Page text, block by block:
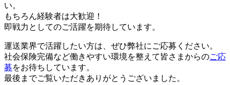
い。
もちろん経験者は大歓迎！
即戦力としてのご活躍を期待しています。
運送業界で活躍したい方は、ぜひ弊社にご応募ください。
社会保険完備など働きやすい環境を整えて皆さまからのご応
募をお待ちしています。
最後までご覧いただきありがとうございました。